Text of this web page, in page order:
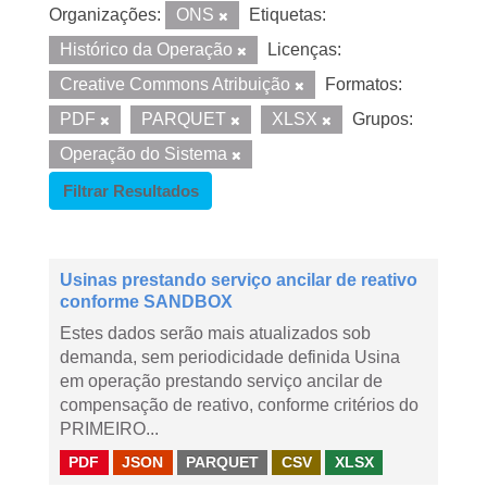
Organizações: ONS
Etiquetas:
Histórico da Operação
Licenças:
Creative Commons Atribuição
Formatos:
PDF
PARQUET XLSX
Grupos:
Operação do Sistema
Filtrar Resultados
Usinas prestando serviço ancilar de reativo
conforme SANDBOX
Estes dados serão mais atualizados sob
demanda, sem periodicidade definida Usina
em operação prestando serviço ancilar de
compensação de reativo, conforme critérios do
PRIMEIRO...
PDF JSON PARQUET CSV XLSX